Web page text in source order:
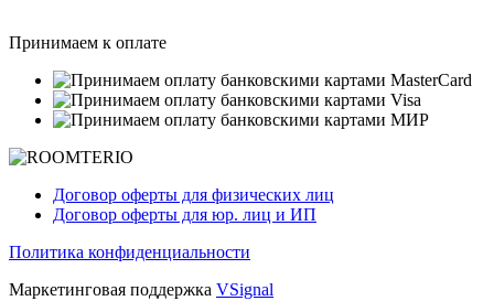
Принимаем к оплате
Договор оферты для физических лиц
Договор оферты для юр. лиц и ИП
Политика конфиденциальности
Маркетинговая поддержка VSignal